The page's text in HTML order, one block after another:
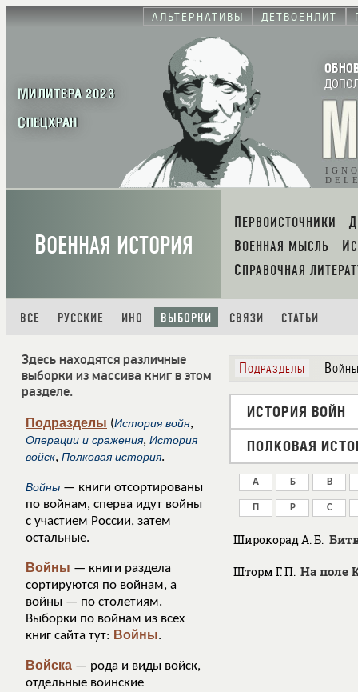
АЛЬТЕРНАТИВЫ ДЕТВОЕНЛИТ
МИЛИТЕРА 2023
СПЕЦХРАН
ВОЕННАЯ ИСТОРИЯ
ПЕРВОИСТОЧНИКИ
ВОЕННАЯ МЫСЛЬ
СПРАВОЧНАЯ
ВСЕ РУССКИЕ ИНО ВЫБОРКИ СВЯЗИ СТАТЬИ
Здесь находятся различные
выборки из массива книг в этом
разделе.
Подразделы (История войн,
Операции и сражения, История
войск, Полковая история.
Войны — книги отсортированы
по войнам, сперва идут войны
с участием России, затем
остальные.
Войны — книги раздела
сортируются по войнам, а
войны — по столетиям.
Выборки по войнам из всех
книг сайта тут: Войны.
Войска — рода и виды войск,
отдельные воинские
Подразделы
ИСТОРИЯ ВОЙН
ПОЛКОВАЯ
А Б В
П Р С
Широкорад А. Б.
Шторм Г. П. На поле